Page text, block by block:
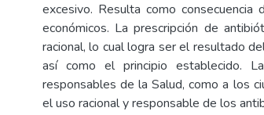
excesivo. Resulta como
económicos. La prescripción de
racional, lo cual logra ser el resultado
así como el principio establecido.
responsables de la Salud, como a los
el uso racional y responsable de los